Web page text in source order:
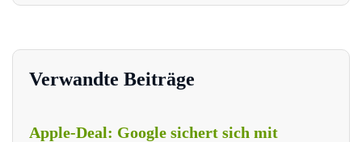
Verwandte Beiträge
Apple-Deal: Google sichert sich mit